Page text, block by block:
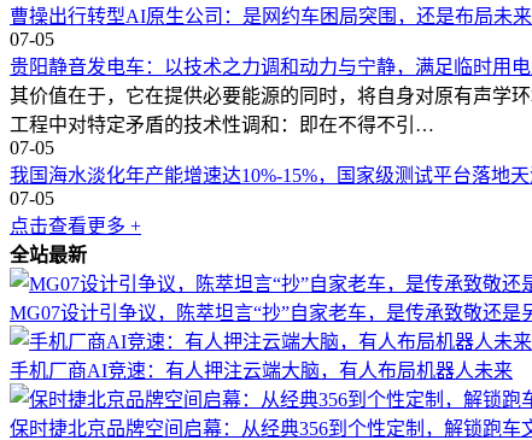
曹操出行转型AI原生公司：是网约车困局突围，还是布局未来
07-05
贵阳静音发电车：以技术之力调和动力与宁静，满足临时用
其价值在于，它在提供必要能源的同时，将自身对原有声学
工程中对特定矛盾的技术性调和：即在不得不引…
07-05
我国海水淡化年产能增速达10%-15%，国家级测试平台落地
07-05
点击查看更多 +
全站最新
MG07设计引争议，陈萃坦言“抄”自家老车，是传承致敬还是
手机厂商AI竞速：有人押注云端大脑，有人布局机器人未来
保时捷北京品牌空间启幕：从经典356到个性定制，解锁跑车